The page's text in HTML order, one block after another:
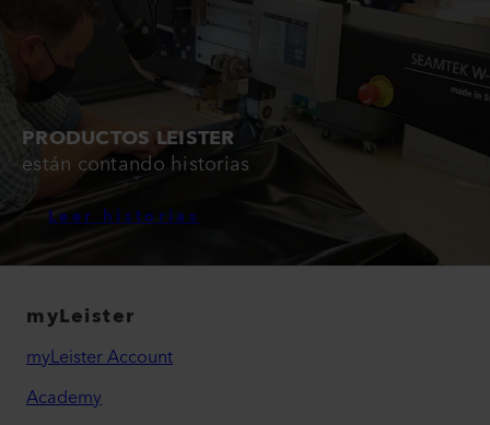
PRODUCTOS LEISTER
están contando historias
Leer historias
myLeister
myLeister Account
Academy